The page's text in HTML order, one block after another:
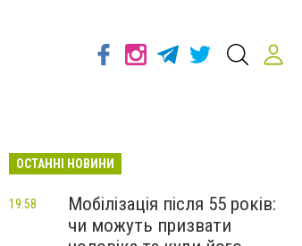
ОСТАННІ НОВИНИ
Мобілізація після 55 років:
чи можуть призвати
19:58